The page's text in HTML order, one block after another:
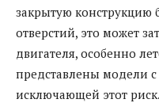
закрытую конструкцию
отверстий, это может
двигателя, особенно
представлены модели
исключающей этот риск.